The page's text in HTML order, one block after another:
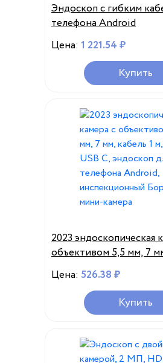
Эндоскоп с гибким
телефона Android
Цена: 1 221.54 ₽
Купить
2023 эндоскопическая
объективом 5,5 мм, 7
м, 2 м, USB C, эндоскоп
телефона Android,
инспекционный
камера
Цена: 526.38 ₽
Купить